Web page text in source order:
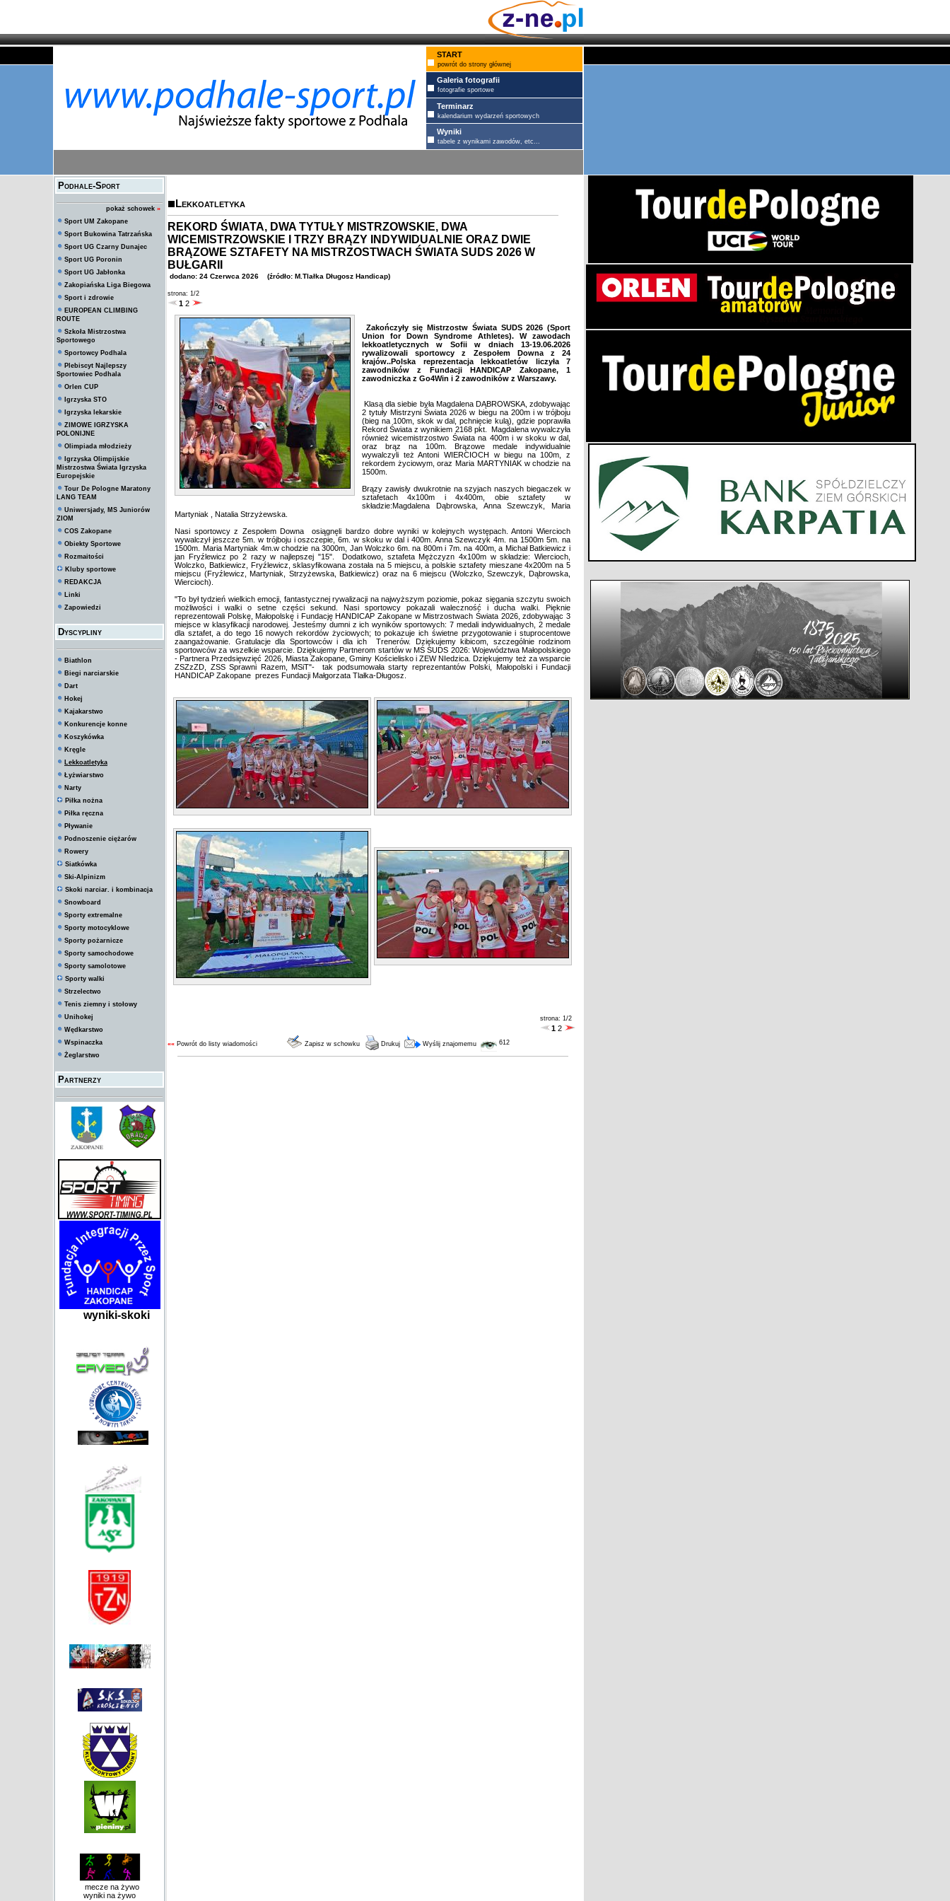
START
powrót do strony głównej
Galeria fotografii
fotografie sportowe
Terminarz
kalendarium wydarzeń sportowych
Wyniki
tabele z wynikami zawodów, etc...
Podhale-Sport
pokaż schowek »
Sport UM Zakopane
Sport Bukowina Tatrzańska
Sport UG Czarny Dunajec
Sport UG Poronin
Sport UG Jabłonka
Zakopiańska Liga Biegowa
Sport i zdrowie
EUROPEAN CLIMBING
ROUTE
Szkoła Mistrzostwa
Sportowego
Sportowcy Podhala
Plebiscyt Najlepszy
Sportowiec Podhala
Orlen CUP
Igrzyska STO
Igrzyska lekarskie
ZIMOWE IGRZYSKA
POLONIJNE
Olimpiada młodzieży
Igrzyska Olimpijskie
Mistrzostwa Świata Igrzyska
Europejskie
Tour De Pologne Maratony
LANG TEAM
Uniwersjady, MS Juniorów
ZIOM
COS Zakopane
Obiekty Sportowe
Rozmaitości
Kluby sportowe
REDAKCJA
Linki
Zapowiedzi
Dyscypliny
Biathlon
Biegi narciarskie
Dart
Hokej
Kajakarstwo
Konkurencje konne
Koszykówka
Kręgle
Lekkoatletyka
Łyżwiarstwo
Narty
Piłka nożna
Piłka ręczna
Pływanie
Podnoszenie ciężarów
Rowery
Siatkówka
Ski-Alpinizm
Skoki narciar. i kombinacja
Snowboard
Sporty extremalne
Sporty motocyklowe
Sporty pożarnicze
Sporty samochodowe
Sporty samolotowe
Sporty walki
Strzelectwo
Tenis ziemny i stołowy
Unihokej
Wędkarstwo
Wspinaczka
Żeglarstwo
Partnerzy
wyniki-skoki
mecze na żywo
wyniki na żywo
Lekkoatletyka
REKORD ŚWIATA, DWA TYTUŁY MISTRZOWSKIE, DWA
WICEMISTRZOWSKIE I TRZY BRĄZY INDYWIDUALNIE ORAZ DWIE
BRĄZOWE SZTAFETY NA MISTRZOSTWACH ŚWIATA SUDS 2026 W
BUŁGARII
dodano: 24 Czerwca 2026 (źródło: M.Tlałka Długosz Handicap)
strona: 1/2
1 2
Zakończyły się Mistrzostw Świata SUDS 2026 (Sport
Union for Down Syndrome Athletes). W zawodach
lekkoatletycznych w Sofii w dniach 13-19.06.2026
rywalizowali sportowcy z Zespołem Downa z 24
krajów..Polska reprezentacja lekkoatletów liczyła 7
zawodników z Fundacji HANDICAP Zakopane, 1
zawodniczka z Go4Win i 2 zawodników z Warszawy.
Klasą dla siebie była Magdalena DĄBROWSKA, zdobywając
2 tytuły Mistrzyni Świata 2026 w biegu na 200m i w trójboju
(bieg na 100m, skok w dal, pchnięcie kulą), gdzie poprawiła
Rekord Świata z wynikiem 2168 pkt. Magdalena wywalczyła
również wicemistrzostwo Świata na 400m i w skoku w dal,
oraz brąz na 100m. Brązowe medale indywidualnie
wywalczyli też Antoni WIERCIOCH w biegu na 100m, z
rekordem życiowym, oraz Maria MARTYNIAK w chodzie na
1500m.
Brązy zawisły dwukrotnie na szyjach naszych biegaczek w
sztafetach 4x100m i 4x400m, obie sztafety w
składzie:Magdalena Dąbrowska, Anna Szewczyk, Maria
Martyniak , Natalia Strzyżewska.
Nasi sportowcy z Zespołem Downa osiągnęli bardzo dobre wyniki w kolejnych występach. Antoni Wiercioch
wywalczył jeszcze 5m. w trójboju i oszczepie, 6m. w skoku w dal i 400m. Anna Szewczyk 4m. na 1500m 5m. na
1500m. Maria Martyniak 4m.w chodzie na 3000m, Jan Wolczko 6m. na 800m i 7m. na 400m, a Michał Batkiewicz i
jan Fryźlewicz po 2 razy w najlepszej "15". Dodatkowo, sztafeta Mężczyzn 4x100m w składzie: Wiercioch,
Wolczko, Batkiewicz, Fryźlewicz, sklasyfikowana została na 5 miejscu, a polskie sztafety mieszane 4x200m na 5
miejscu (Fryźlewicz, Martyniak, Strzyżewska, Batkiewicz) oraz na 6 miejscu (Wolczko, Szewczyk, Dąbrowska,
Wiercioch).
"To był tydzień wielkich emocji, fantastycznej rywalizacji na najwyższym poziomie, pokaz sięgania szczytu swoich
możliwości i walki o setne części sekund. Nasi sportowcy pokazali waleczność i ducha walki. Pięknie
reprezentowali Polskę, Małopolskę i Fundację HANDICAP Zakopane w Mistrzostwach Świata 2026, zdobywając 3
miejsce w klasyfikacji narodowej. Jesteśmy dumni z ich wyników sportowych: 7 medali indywidualnych, 2 medale
dla sztafet, a do tego 16 nowych rekordów życiowych; to pokazuje ich świetne przygotowanie i stuprocentowe
zaangażowanie. Gratulacje dla Sportowców i dla ich Trenerów. Dziękujemy kibicom, szczególnie rodzinom
sportowców za wszelkie wsparcie. Dziękujemy Partnerom startów w MŚ SUDS 2026: Województwa Małopolskiego
- Partnera Przedsięwzięć 2026, Miasta Zakopane, Gminy Kościelisko i ZEW NIedzica. Dziękujemy też za wsparcie
ZSZzZD, ZSS Sprawni Razem, MSiT"- tak podsumowała starty reprezentantów Polski, Małopolski i Fundacji
HANDICAP Zakopane prezes Fundacji Małgorzata Tlałka-Długosz.
strona: 1/2
1 2
«« Powrót do listy wiadomości Zapisz w schowku Drukuj Wyślij znajomemu 612